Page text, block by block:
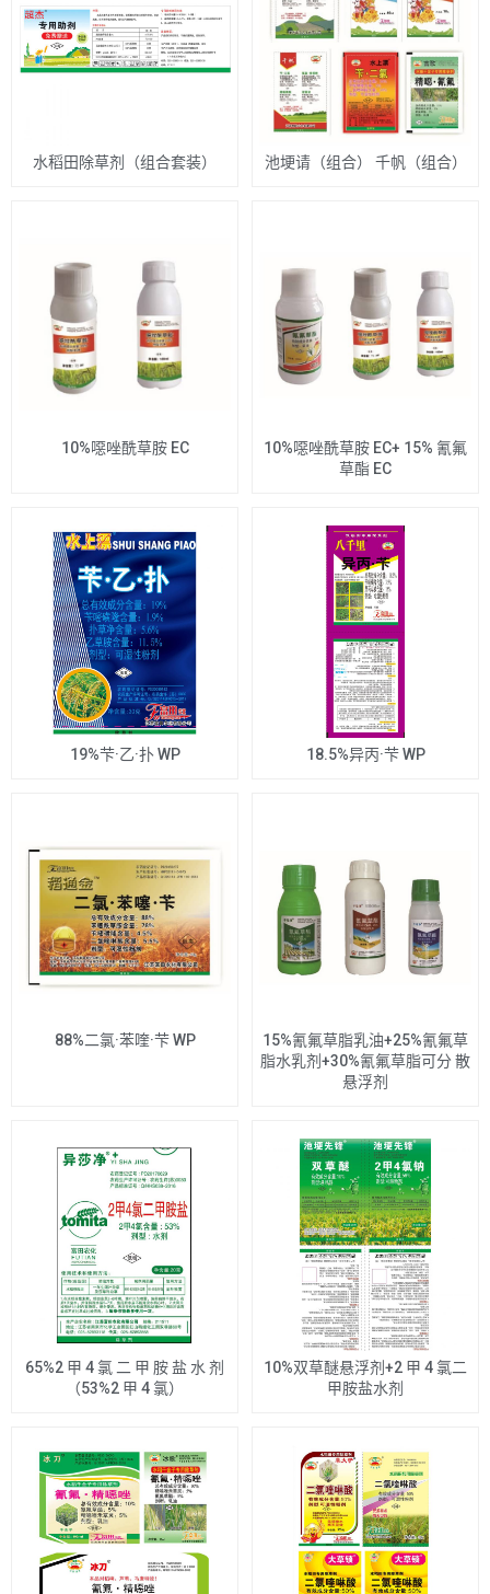
水稻田除草剂（组合套装） 池埂请（组合） 千帆（组合）
10%噁唑酰草胺 EC
10%噁唑酰草胺 EC+ 15% 氰氟
草酯 EC
19%芐·乙·扑 WP 18.5%异丙·芐 WP
88%二氯·苯喹·芐 WP
15%氰氟草脂乳油+25%氰氟草
脂水乳剂+30%氰氟草脂可分 散
悬浮剂
65%2 甲 4 氯 二 甲 胺 盐 水 剂
（53%2 甲 4 氯）
10%双草醚悬浮剂+2 甲 4 氯二
甲胺盐水剂